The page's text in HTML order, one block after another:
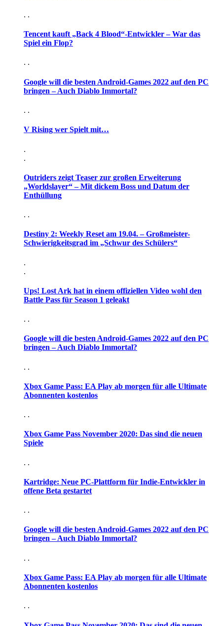
. .
Tencent kauft „Back 4 Blood“-Entwickler – War das
Spiel ein Flop?
. .
Google will die besten Android-Games 2022 auf den PC
bringen – Auch Diablo Immortal?
. .
V Rising wer Spielt mit…
.
.
Outriders zeigt Teaser zur großen Erweiterung
„Worldslayer“ – Mit dickem Boss und Datum der
Enthüllung
. .
Destiny 2: Weekly Reset am 19.04. – Großmeister-
Schwierigkeitsgrad im „Schwur des Schülers“
.
.
Ups! Lost Ark hat in einem offiziellen Video wohl den
Battle Pass für Season 1 geleakt
. .
Google will die besten Android-Games 2022 auf den PC
bringen – Auch Diablo Immortal?
. .
Xbox Game Pass: EA Play ab morgen für alle Ultimate
Abonnenten kostenlos
. .
Xbox Game Pass November 2020: Das sind die neuen
Spiele
. .
Kartridge: Neue PC-Plattform für Indie-Entwickler in
offene Beta gestartet
. .
Google will die besten Android-Games 2022 auf den PC
bringen – Auch Diablo Immortal?
. .
Xbox Game Pass: EA Play ab morgen für alle Ultimate
Abonnenten kostenlos
. .